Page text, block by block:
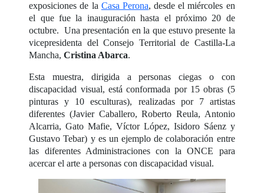
exposiciones de la Casa Perona, desde el miércoles en
el que fue la inauguración hasta el próximo 20 de
octubre. Una presentación en la que estuvo presente la
vicepresidenta del Consejo Territorial de Castilla-La
Mancha,Cristina Abarca.
Esta muestra, dirigida a personas ciegas o con
discapacidad visual, está conformada por 15 obras (5
pinturas y 10 esculturas), realizadas por 7 artistas
diferentes (Javier Caballero, Roberto Reula, Antonio
Alcarria, Gato Mafie, Víctor López, Isidoro Sáenz y
Gustavo Tebar) y es un ejemplo de colaboración entre
las diferentes Administraciones con la ONCE para
acercar el arte a personas con discapacidad visual.